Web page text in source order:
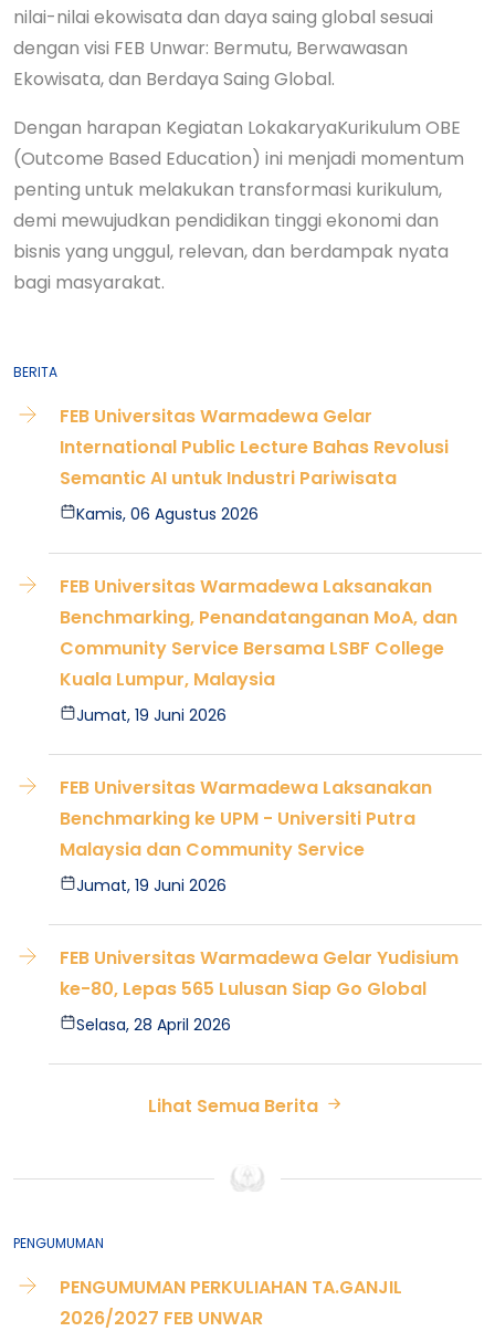
nilai-nilai ekowisata dan daya saing global sesuai
dengan visi FEB Unwar: Bermutu, Berwawasan
Ekowisata, dan Berdaya Saing Global.
Dengan harapan Kegiatan LokakaryaKurikulum OBE
(Outcome Based Education) ini menjadi momentum
penting untuk melakukan transformasi kurikulum,
demi mewujudkan pendidikan tinggi ekonomi dan
bisnis yang unggul, relevan, dan berdampak nyata
bagi masyarakat.
BERITA
FEB Universitas Warmadewa Gelar
International Public Lecture Bahas Revolusi
Semantic AI untuk Industri Pariwisata
Kamis, 06 Agustus 2026
FEB Universitas Warmadewa Laksanakan
Benchmarking, Penandatanganan MoA, dan
Community Service Bersama LSBF College
Kuala Lumpur, Malaysia
Jumat, 19 Juni 2026
FEB Universitas Warmadewa Laksanakan
Benchmarking ke UPM - Universiti Putra
Malaysia dan Community Service
Jumat, 19 Juni 2026
FEB Universitas Warmadewa Gelar Yudisium
ke-80, Lepas 565 Lulusan Siap Go Global
Selasa, 28 April 2026
Lihat Semua Berita
PENGUMUMAN
PENGUMUMAN PERKULIAHAN TA.GANJIL
2026/2027 FEB UNWAR